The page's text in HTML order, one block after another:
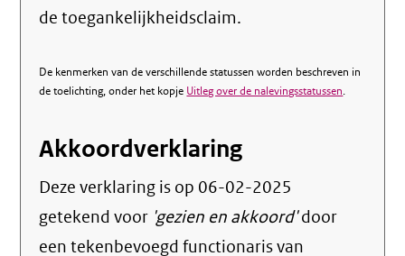
de toegankelijkheidsclaim.
De kenmerken van de verschillende statussen worden beschreven in
de toelichting, onder het kopje Uitleg over de nalevingsstatussen.
Akkoordverklaring
Deze verklaring is op 06-02-2025
getekend voor 'gezien en akkoord'door
een tekenbevoegd functionaris van